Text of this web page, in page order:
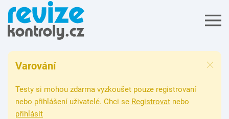
Varování
Testy si mohou zdarma vyzkoušet pouze registrovaní
nebo přihlášení uživatelé. Chci se Registrovat nebo
přihlásit